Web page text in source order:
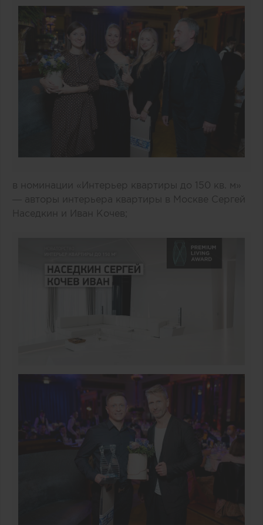
в номинации «Интерьер квартиры до 150 кв. м»
— авторы интерьера квартиры в Москве Сергей
Наседкин и Иван Кочев;